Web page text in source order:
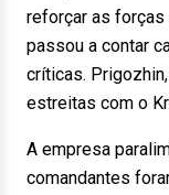
reforçar as forças
passou a contar
críticas.
estreitas com o
A empresa
comandantes